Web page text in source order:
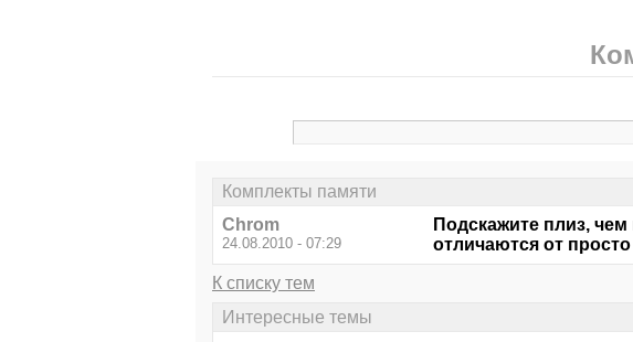
Комплекты памяти
Chrom
24.08.2010 - 07:29
Подскажите плиз,
отличаются от
К списку тем
Интересные темы